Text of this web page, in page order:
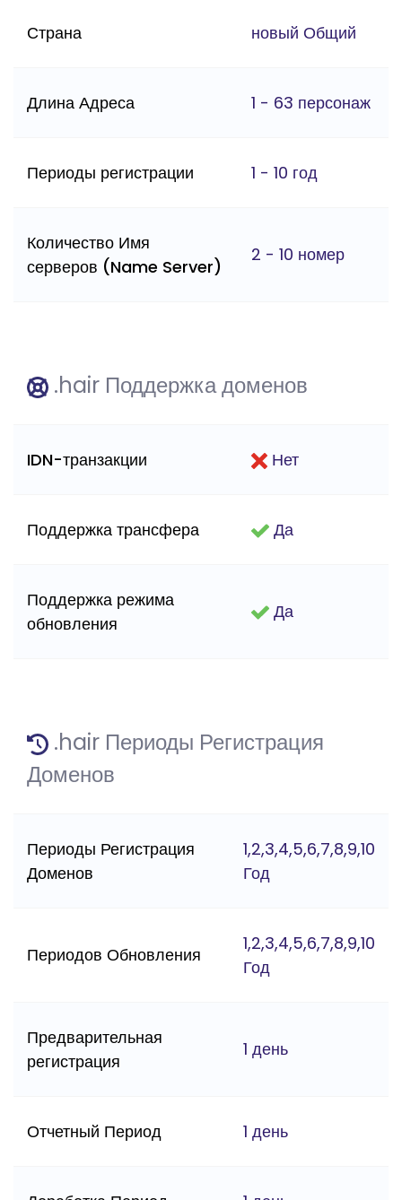
Страна новый Общий
Длина Адреса 1 - 63 персонаж
Периоды регистрации 1 - 10 год
Количество Имя
серверов (Name Server)
2 - 10 номер
.hair Поддержка доменов
IDN-транзакции Нет
Поддержка трансфера Да
Поддержка режима
обновления
Да
.hair Периоды Регистрация
Доменов
Периоды Регистрация
Доменов
1,2,3,4,5,6,7,8,9,10
Год
Периодов Обновления
1,2,3,4,5,6,7,8,9,10
Год
Предварительная
регистрация
1 день
Отчетный Период 1 день